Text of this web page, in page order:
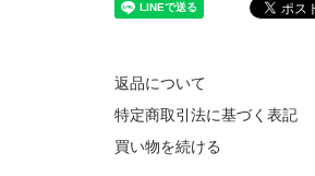
返品について
特定商取引法に基づく表記
買い物を続ける